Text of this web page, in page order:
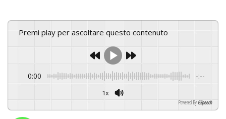
Premi play per ascoltare questo contenuto
0:00 -:--
1x
Powered By GSpeech